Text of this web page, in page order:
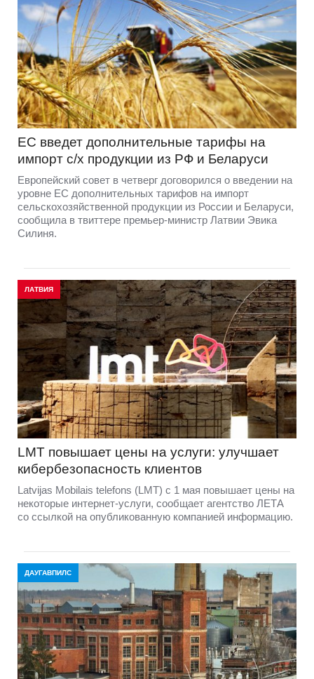
ЕС введет дополнительные тарифы на
импорт с/х продукции из РФ и Беларуси
Европейский совет в четверг договорился о введении на
уровне ЕС дополнительных тарифов на импорт
сельскохозяйственной продукции из России и Беларуси,
сообщила в твиттере премьер-министр Латвии Эвика
Силиня.
ЛАТВИЯ
LMT повышает цены на услуги: улучшает
кибербезопасность клиентов
Latvijas Mobilais telefons (LMT) с 1 мая повышает цены на
некоторые интернет-услуги, сообщает агентство ЛЕТА
со ссылкой на опубликованную компанией информацию.
ДАУГАВПИЛС